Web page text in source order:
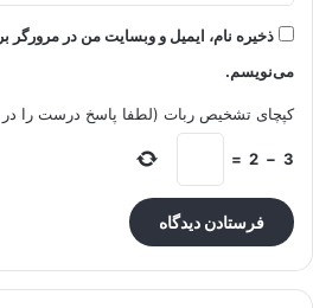
ذخیره نام، ایمیل و وبسایت من در مرورگر
می‌نویسم.
کپچای تشخیص ربات (لطفا پاسخ درست را در
3
−
2
=